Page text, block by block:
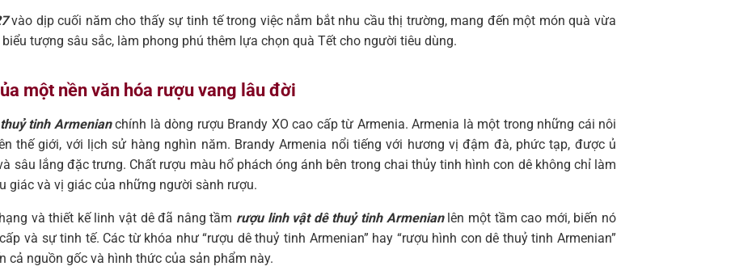
vào dịp cuối năm cho thấy sự tinh tế trong việc nắm bắt nhu cầu thị trường, mang đến một món quà vừa
tượng sâu sắc, làm phong phú thêm lựa chọn quà Tết cho người tiêu dùng.
một nền văn hóa rượu vang lâu đời
tinh Armenianchính là dòng rượu Brandy XO cao cấp từ Armenia. Armenia là một trong những cái nôi
thế giới, với lịch sử hàng nghìn năm. Brandy Armenia nổi tiếng với hương vị đậm đà, phức tạp, được ủ
sâu lắng đặc trưng. Chất rượu màu hổ phách óng ánh bên trong chai thủy tinh hình con dê không chỉ làm
giác và vị giác của những người sành rượu.
và thiết kế linh vật dê đã nâng tầm rượu linh vật dê thuỷ tinh Armenianlên một tầm cao mới, biến nó
và sự tinh tế. Các từ khóa như “rượu dê thuỷ tinh Armenian” hay “rượu hình con dê thuỷ tinh Armenian”
cả nguồn gốc và hình thức của sản phẩm này.